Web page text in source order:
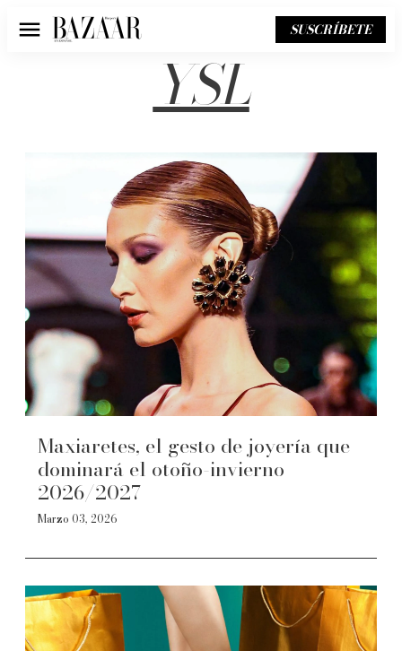
Menú SUSCRÍBETE
YSL
Maxiaretes, el gesto de joyería que
dominará el otoño-invierno
2026/2027
Marzo 03, 2026